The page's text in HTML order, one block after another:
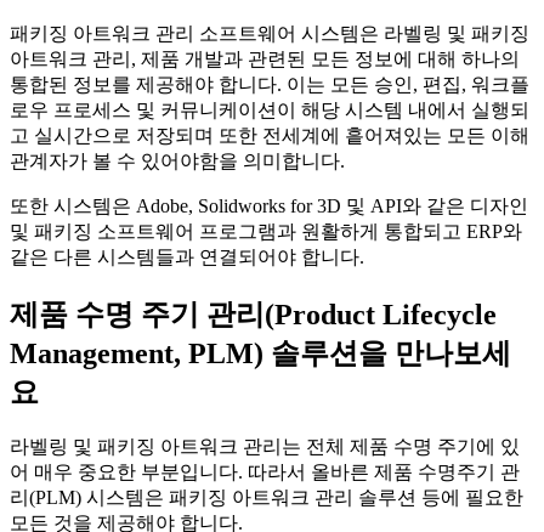
패키징 아트워크 관리 소프트웨어 시스템은 라벨링 및 패키징
아트워크 관리, 제품 개발과 관련된 모든 정보에 대해 하나의
통합된 정보를 제공해야 합니다. 이는 모든 승인, 편집, 워크플
로우 프로세스 및 커뮤니케이션이 해당 시스템 내에서 실행되
고 실시간으로 저장되며 또한 전세계에 흩어져있는 모든 이해
관계자가 볼 수 있어야함을 의미합니다.
또한 시스템은 Adobe, Solidworks for 3D 및 API와 같은 디자인
및 패키징 소프트웨어 프로그램과 원활하게 통합되고 ERP와
같은 다른 시스템들과 연결되어야 합니다.
제품 수명 주기 관리(Product Lifecycle
Management, PLM) 솔루션을 만나보세
요
라벨링 및 패키징 아트워크 관리는 전체 제품 수명 주기에 있
어 매우 중요한 부분입니다. 따라서 올바른 제품 수명주기 관
리(PLM) 시스템은 패키징 아트워크 관리 솔루션 등에 필요한
모든 것을 제공해야 합니다.